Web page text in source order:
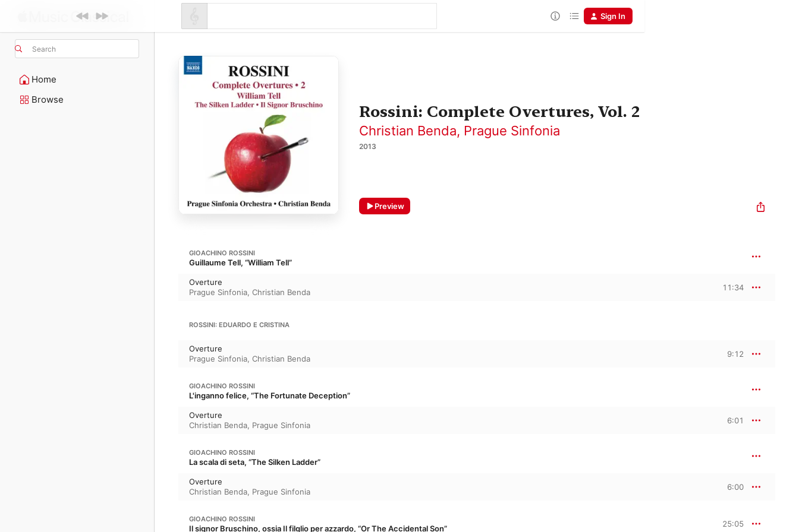
Search
Home
Browse
Sign In
Rossini: Complete Overtures, Vol. 2
Christian Benda, Prague Sinfonia
2013
Preview
GIOACHINO ROSSINI
Guillaume Tell, “William Tell”
Overture
Prague Sinfonia, Christian Benda
11:34
ROSSINI: EDUARDO E CRISTINA
Overture
Prague Sinfonia, Christian Benda
9:12
GIOACHINO ROSSINI
L'inganno felice, “The Fortunate Deception”
Overture
Christian Benda, Prague Sinfonia
6:01
GIOACHINO ROSSINI
La scala di seta, “The Silken Ladder”
Overture
Christian Benda, Prague Sinfonia
6:00
GIOACHINO ROSSINI
Il signor Bruschino, ossia Il filglio per azzardo, “Or The Accidental Son” 25:05